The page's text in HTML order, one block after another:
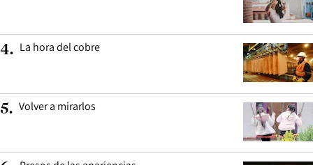
4. La hora del cobre
5. Volver a mirarlos